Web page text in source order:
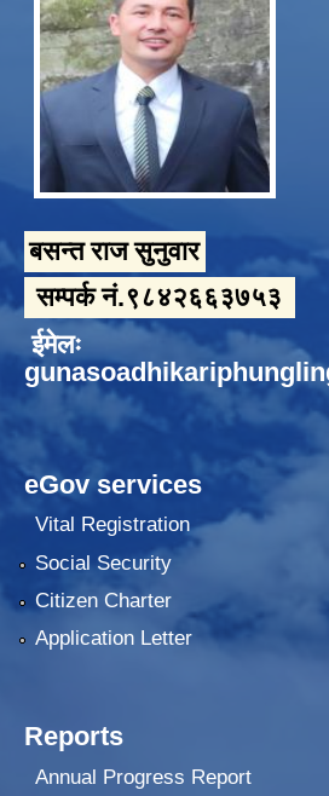
बसन्त राज सुनुवार
सम्पर्क नं.९८४२६६३७५३
ईमेलः
eGov services
Vital Registration
Social Security
Citizen Charter
Application Letter
Reports
Annual Progress Report